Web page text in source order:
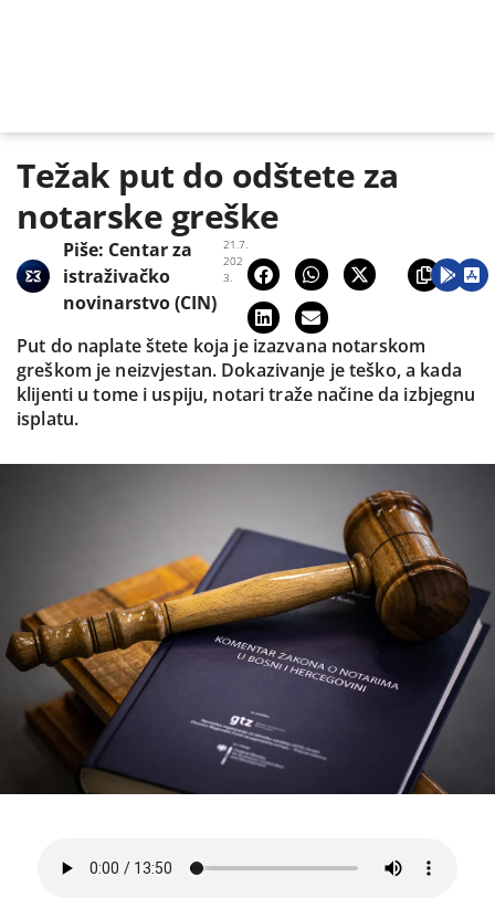
Težak put do odštete za
notarske greške
21.7.
202
3.
Piše: Centar za
istraživačko
novinarstvo (CIN)
Put do naplate štete koja je izazvana notarskom
greškom je neizvjestan. Dokazivanje je teško, a kada
klijenti u tome i uspiju, notari traže načine da izbjegnu
isplatu.